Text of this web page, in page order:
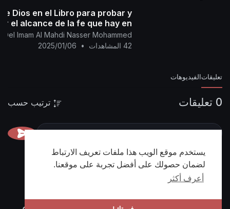
يستخدم موقع الويب هذا ملفات تعريف الارتباط
لضمان حصولك على أفضل تجربة على موقعنا.
أعرف أكثر
Dios en el Libro para probar y
el alcance de la fe que hay en
corazones con la verdad.
Del Imam Al Mahdi Nasser Mohammed
42 المشاهدات
•
2025/01/06
تعليقات الفيديوهات
0 تعليقات ترتيب حسب